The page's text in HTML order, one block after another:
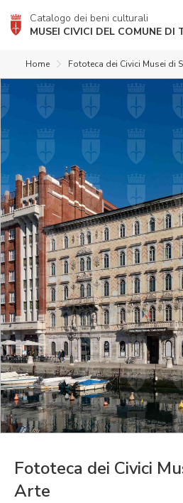
Catalogo dei beni culturali
MUSEI CIVICI DEL COMUNE DI
Home Fototeca dei Civici Musei di
Fototeca dei Civici
Arte